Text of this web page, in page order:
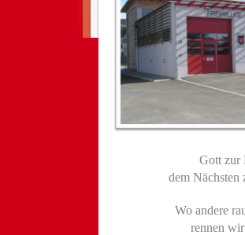
Gott zur
dem Nächsten
Wo andere
rennen